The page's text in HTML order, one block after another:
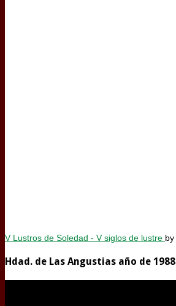
V Lustros de Soledad - V siglos de lustre by
Hdad. de Las Angustias año de 1988